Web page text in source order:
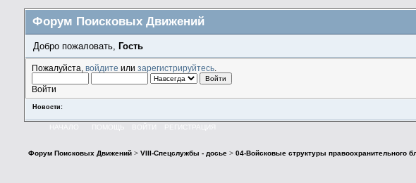
Форум Поисковых Движений
Добро пожаловать, Гость
Пожалуйста, войдите или зарегистрируйтесь.
Войти
Новости:
НАЧАЛО ПОМОЩЬ ВОЙТИ РЕГИСТРАЦИЯ
Форум Поисковых Движений >VIII-Спецслужбы - досье >04-Войсковые структуры правоохранительного